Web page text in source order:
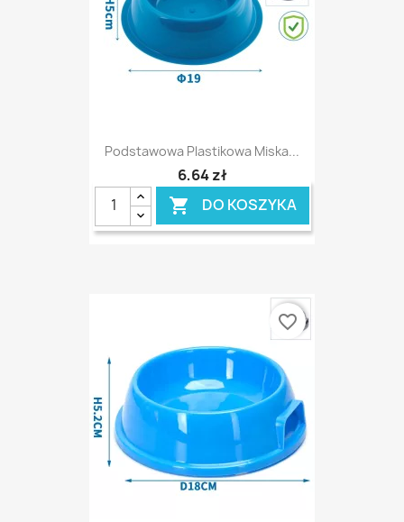
Podstawowa Plastikowa Miska...
6,64 zł
 DO KOSZYKA
favorite_border